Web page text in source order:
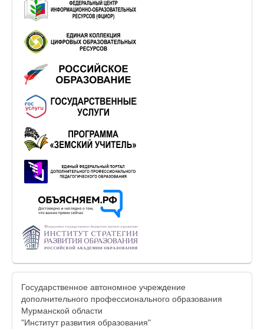
Государственное автономное учреждение
дополнительного профессионального образования
Мурманской области
"Институт развития образования"